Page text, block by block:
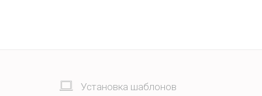
Установка шаблонов